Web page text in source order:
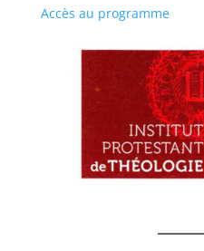
Accès au programme